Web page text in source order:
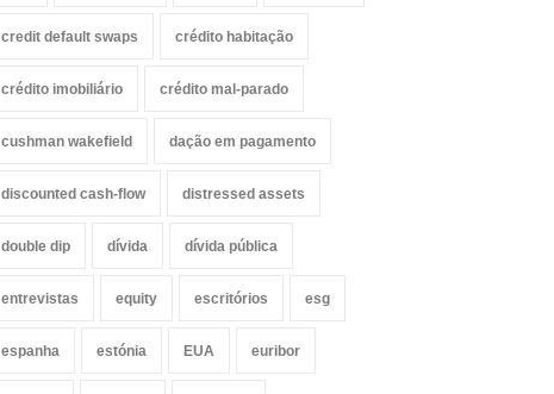
credit default swaps crédito habitação
crédito imobiliário crédito mal-parado
cushman wakefield dação em pagamento
discounted cash-flow distressed assets
double dip dívida dívida pública
entrevistas equity escritórios esg
espanha estónia EUA euribor